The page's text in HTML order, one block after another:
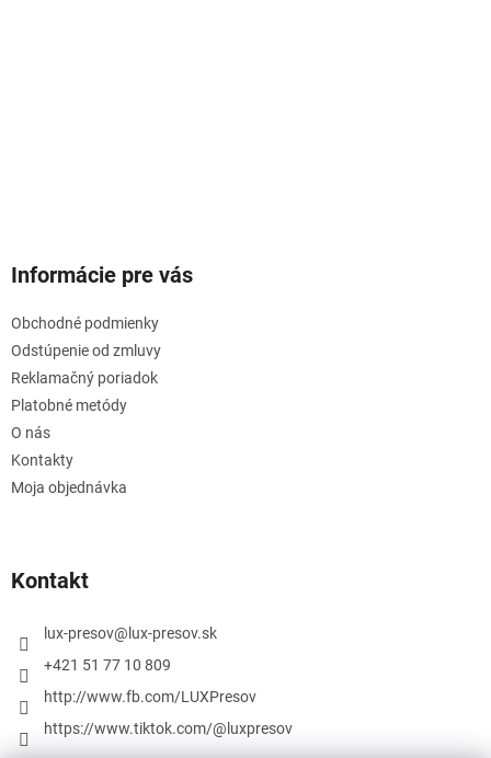
Informácie pre vás
Obchodné podmienky
Odstúpenie od zmluvy
Reklamačný poriadok
Platobné metódy
O nás
Kontakty
Moja objednávka
Kontakt
lux-presov@ lux-presov.sk
+421 51 77 10 809
http://www.fb.com/LUXPresov
https://www.tiktok.com/@luxpresov